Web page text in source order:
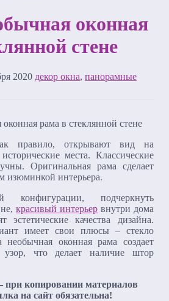
оконная
стене
2020 декор окна, панорамные
правило, открывают вид на
места. Классические
Оригинальная рама сделает
изюминкой интерьера.
конфигурации, подчеркнуть
красивый интерьервнутри дома
эстетические качества дизайна.
имеет свои плюсы – стекло
необычная оконная рама создает
что делает наличие штор
копировании материалов
на сайт обязательна!